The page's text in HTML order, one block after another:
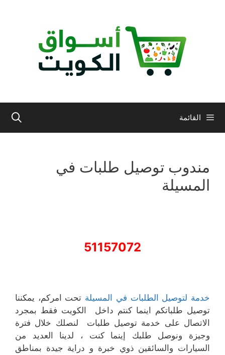
القائمة
مندوب توصيل طلبات في
المسيلة
51157072
خدمة لتوصيل الطلبات في المسيلة تحت امركم، يمكننا
توصيل طلباتكم اينما كنتم داخل الكويت فقط بمجرد
الاتصال على خدمة توصيل طلبات لنصلك خلال فترة
وجيزة ونوصل طلبك إينما كنت ، لدينا العديد من
السيارات والسائقين ذوي خبرة و دراية جيدة بمناطق